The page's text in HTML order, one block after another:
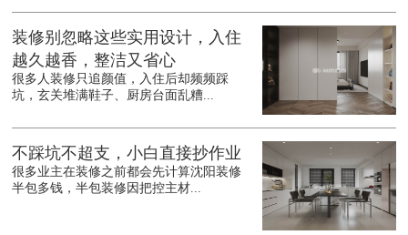
装修别忽略这些实用设计，入住
越久越香，整洁又省心
很多人装修只追颜值，入住后却频频踩
坑，玄关堆满鞋子、厨房台面乱糟...
不踩坑不超支，小白直接抄作业
很多业主在装修之前都会先计算沈阳装修
半包多钱，半包装修因把控主材...